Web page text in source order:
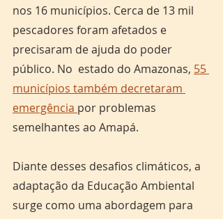
nos 16 municípios. Cerca de 13 mil
pescadores foram afetados e
precisaram de ajuda do poder
público. No  estado do Amazonas, 55
municípios também decretaram
emergência por problemas
semelhantes ao Amapá.
Diante desses desafios climáticos, a
adaptação da Educação Ambiental
surge como uma abordagem para